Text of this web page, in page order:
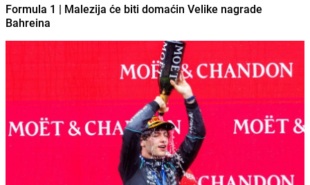
Formula 1 | Malezija će biti domaćin Velike nagrade
Bahreina